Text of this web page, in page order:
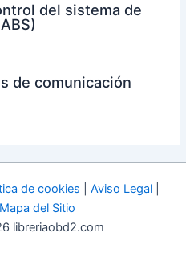
del sistema de
de comunicación
de cookies Aviso Legal|
Mapa del Sitio
libreriaobd2.com